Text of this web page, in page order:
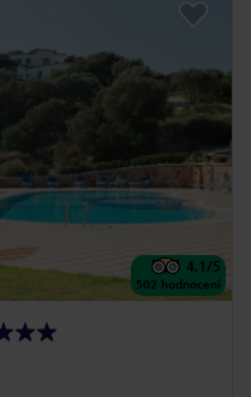
4.1/5
502 hodnocení